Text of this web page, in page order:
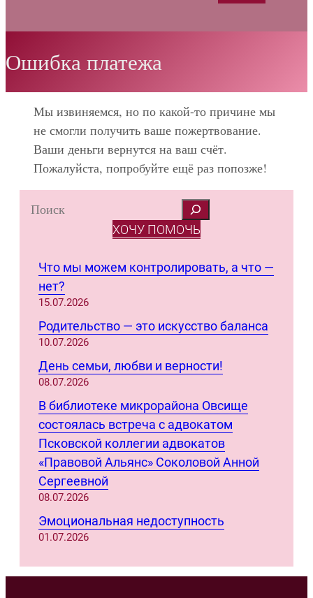
Ошибка платежа
Мы извиняемся, но по какой-то причине мы
не смогли получить ваше пожертвование.
Ваши деньги вернутся на ваш счёт.
Пожалуйста, попробуйте ещё раз попозже!
S
ХОЧУ ПОМОЧЬ
Что мы можем контролировать, а что —
нет?
15.07.2026
Родительство — это искусство баланса
10.07.2026
День семьи, любви и верности!
08.07.2026
В библиотеке микрорайона Овсище
состоялась встреча с адвокатом
Псковской коллегии адвокатов
«Правовой Альянс» Соколовой Анной
Сергеевной
08.07.2026
Эмоциональная недоступность
01.07.2026